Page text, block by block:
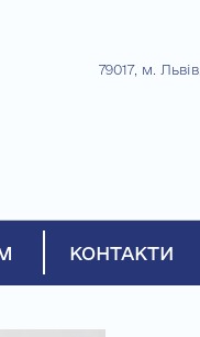
79017, м.
КОНТАКТИ